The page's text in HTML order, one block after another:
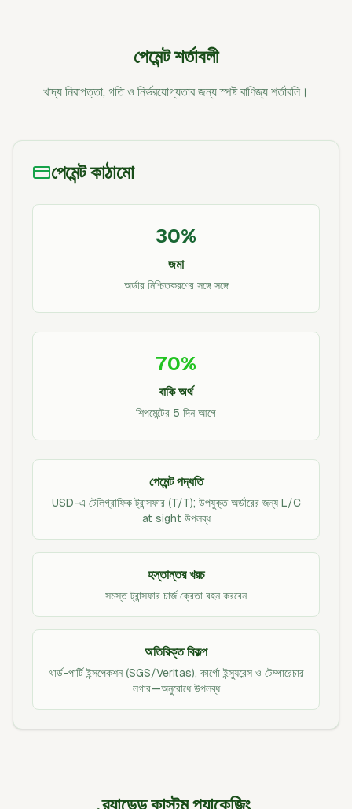
পেমেন্ট শর্তাবলী
খাদ্য নিরাপত্তা, গতি ও নির্ভরযোগ্যতার জন্য স্পষ্ট বাণিজ্য শর্তাবলি।
পেমেন্ট কাঠামো
30%
জমা
অর্ডার নিশ্চিতকরণের সঙ্গে সঙ্গে
70%
বাকি অর্থ
শিপমেন্টের 5 দিন আগে
পেমেন্ট পদ্ধতি
USD-এ টেলিগ্রাফিক ট্রান্সফার (T/T); উপযুক্ত অর্ডারের জন্য L/C
at sight উপলব্ধ
হস্তান্তর খরচ
সমস্ত ট্রান্সফার চার্জ ক্রেতা বহন করবেন
অতিরিক্ত বিকল্প
থার্ড-পার্টি ইন্সপেকশন (SGS/Veritas), কার্গো ইন্স্যুরেন্স ও টেম্পারেচার
লগার—অনুরোধে উপলব্ধ
ব্র্যান্ডেড কাস্টম প্যাকেজিং